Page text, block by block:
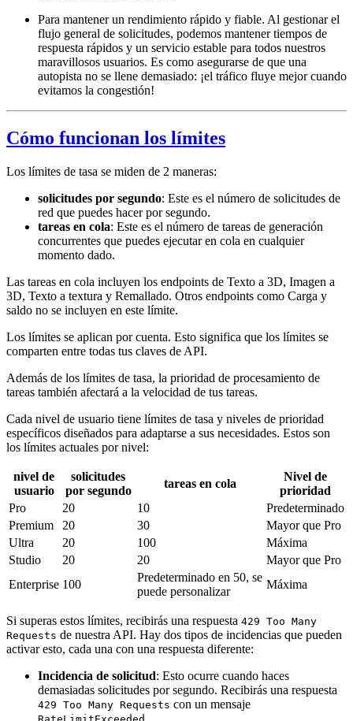
Para mantener un rendimiento rápido y fiable. Al gestionar el
flujo general de solicitudes, podemos mantener tiempos de
respuesta rápidos y un servicio estable para todos nuestros
maravillosos usuarios. Es como asegurarse de que una
autopista no se llene demasiado: ¡el tráfico fluye mejor cuando
evitamos la congestión!
Cómo funcionan los límites
Los límites de tasa se miden de 2 maneras:
solicitudes por segundo: Este es el número de solicitudes de
red que puedes hacer por segundo.
tareas en cola: Este es el número de tareas de generación
concurrentes que puedes ejecutar en cola en cualquier
momento dado.
Las tareas en cola incluyen los endpoints de Texto a 3D, Imagen a
3D, Texto a textura y Remallado. Otros endpoints como Carga y
saldo no se incluyen en este límite.
Los límites se aplican por cuenta. Esto significa que los límites se
comparten entre todas tus claves de API.
Además de los límites de tasa, la prioridad de procesamiento de
tareas también afectará a la velocidad de tus tareas.
Cada nivel de usuario tiene límites de tasa y niveles de prioridad
específicos diseñados para adaptarse a sus necesidades. Estos son
los límites actuales por nivel:
nivel de
usuario
solicitudes
por segundo
tareas en cola
Nivel de
prioridad
Pro
20 10
Predeterminado
Premium
20 30
Mayor que Pro
Ultra
20 100
Máxima
Studio
20 20
Mayor que Pro
Enterprise 100
Predeterminado en 50, se
puede personalizar
Máxima
Si superas estos límites, recibirás una respuesta 429 Too Many
Requests de nuestra API. Hay dos tipos de incidencias que pueden
activar esto, cada una con una respuesta diferente:
Incidencia de solicitud: Esto ocurre cuando haces
demasiadas solicitudes por segundo. Recibirás una respuesta
429 Too Many Requests con un mensaje